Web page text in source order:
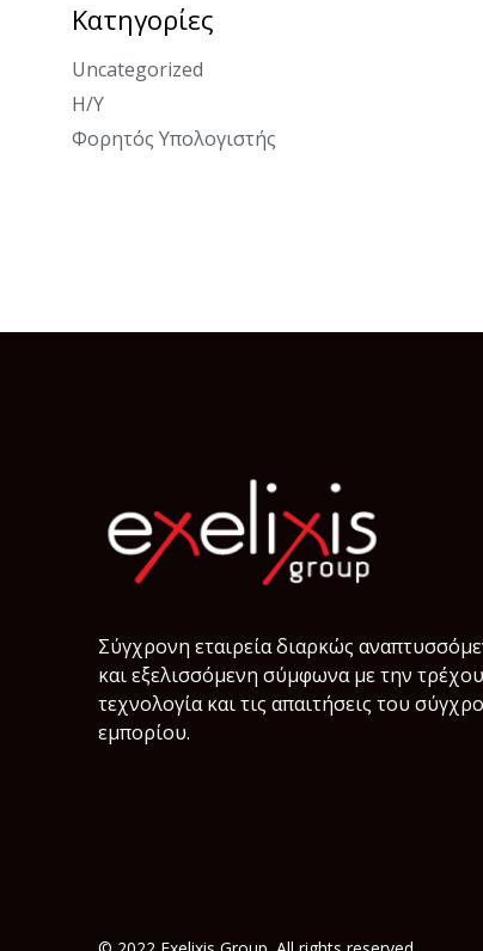
Κατηγορίες
Uncategorized
Η/Υ
Φορητός Υπολογιστής
Σύγχρονη εταιρεία διαρκώς
και εξελισσόμενη σύμφωνα µε την
τεχνολογία και τις απαιτήσεις του
εμπορίου.